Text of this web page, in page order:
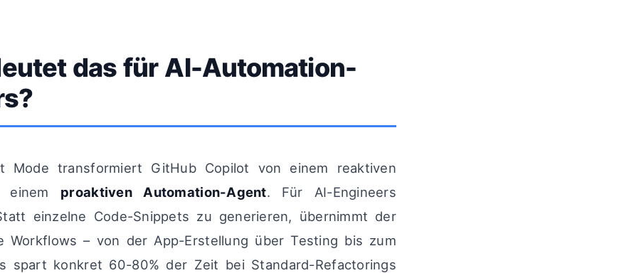
das für AI-Automation-
Mode transformiert GitHub Copilot von einem reaktiven
einem proaktiven Automation-Agent. Für AI-Engineers
einzelne Code-Snippets zu generieren, übernimmt der
Workflows – von der App-Erstellung über Testing bis zum
spart konkret 60-80% der Zeit bei Standard-Refactorings